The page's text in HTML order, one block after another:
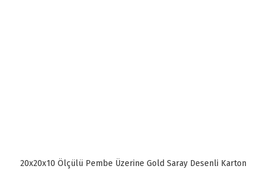
20x20x10 Ölçülü Pembe Üzerine Gold Saray Desenli Karton